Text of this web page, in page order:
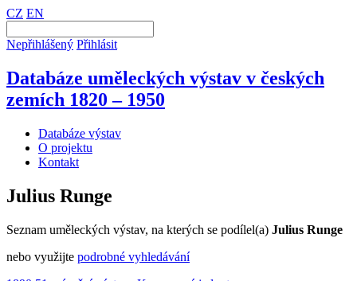
CZ EN
Nepřihlášený Přihlásit
Databáze uměleckých výstav v českých
zemích 1820 – 1950
Databáze výstav
O projektu
Kontakt
Julius Runge
Seznam uměleckých výstav, na kterých se podílel(a) Julius Runge
nebo využijte podrobné vyhledávání